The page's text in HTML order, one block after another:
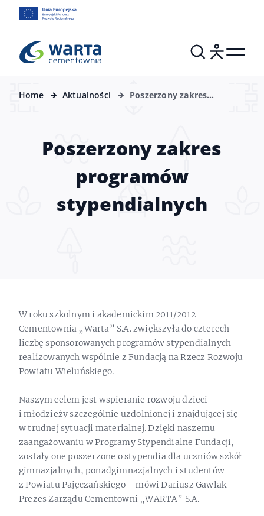
Home Aktualności
Poszerzony zakres
Poszerzony zakres
programów
stypendialnych
W roku szkolnym i akademickim 2011/2012
Cementownia „Warta” S.A. zwiększyła do czterech
liczbę sponsorowanych programów stypendialnych
realizowanych wspólnie z Fundacją na Rzecz Rozwoju
Powiatu Wieluńskiego.
Naszym celem jest wspieranie rozwoju dzieci
i młodzieży szczególnie uzdolnionej i znajdującej się
w trudnej sytuacji materialnej. Dzięki naszemu
zaangażowaniu w Programy Stypendialne Fundacji,
zostały one poszerzone o stypendia dla uczniów szkół
gimnazjalnych, ponadgimnazjalnych i studentów
z Powiatu Pajęczańskiego – mówi Dariusz Gawlak –
Prezes Zarządu Cementowni „WARTA” S.A.